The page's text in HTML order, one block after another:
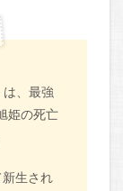
、最強
姫の死亡
生され